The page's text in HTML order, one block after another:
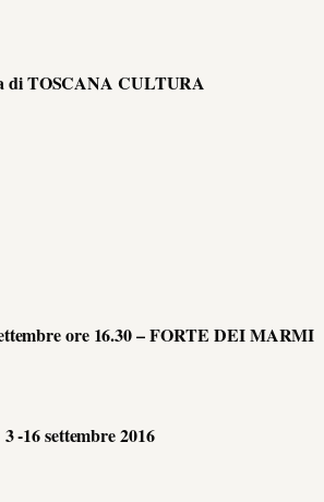
di TOSCANA CULTURA
ore 16.30 – FORTE DEI MARMI
3 -16 settembre 2016